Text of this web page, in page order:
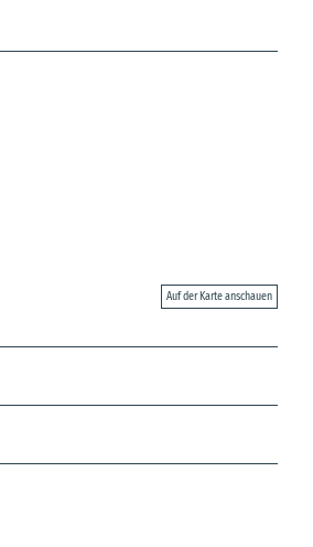
Auf der Karte anschauen